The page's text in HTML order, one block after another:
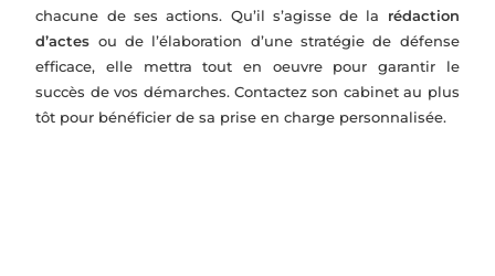
chacune de ses actions. Qu’il s’agisse de la rédaction
d’actes ou de l’élaboration d’une stratégie de défense
efficace, elle mettra tout en oeuvre pour garantir le
succès de vos démarches. Contactez son cabinet au plus
tôt pour bénéficier de sa prise en charge personnalisée.